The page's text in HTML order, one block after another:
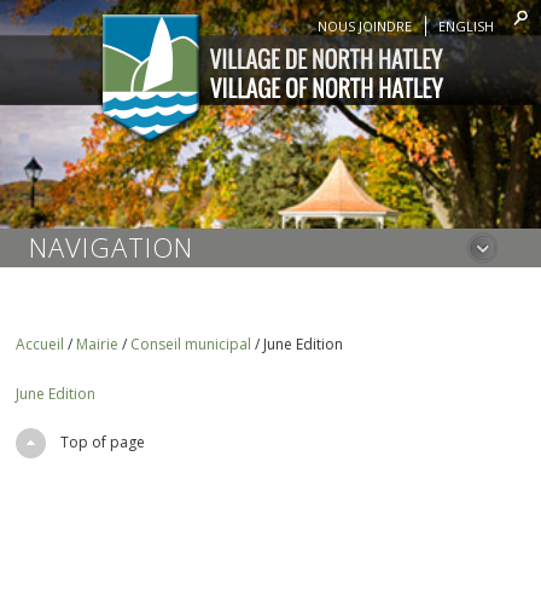
NOUS JOINDRE ENGLISH
NAVIGATION
Accueil / Mairie / Conseil municipal / June Edition
June Edition
Top of page